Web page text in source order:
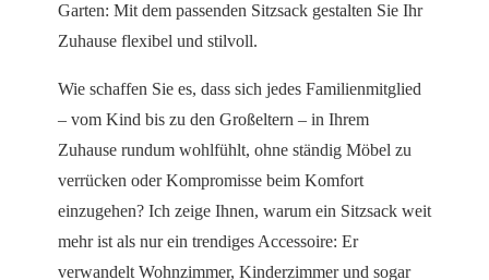
Garten: Mit dem passenden Sitzsack gestalten Sie Ihr
Zuhause flexibel und stilvoll.
Wie schaffen Sie es, dass sich jedes Familienmitglied
– vom Kind bis zu den Großeltern – in Ihrem
Zuhause rundum wohlfühlt, ohne ständig Möbel zu
verrücken oder Kompromisse beim Komfort
einzugehen? Ich zeige Ihnen, warum ein Sitzsack weit
mehr ist als nur ein trendiges Accessoire: Er
verwandelt Wohnzimmer, Kinderzimmer und sogar